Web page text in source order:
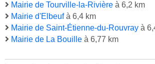
Mairie de Tourville-la-Rivière à 6,2 km
Mairie d'Elbeufà 6,4 km
Mairie de Saint-Étienne-du-Rouvray à
Mairie de La Bouille à 6,77 km